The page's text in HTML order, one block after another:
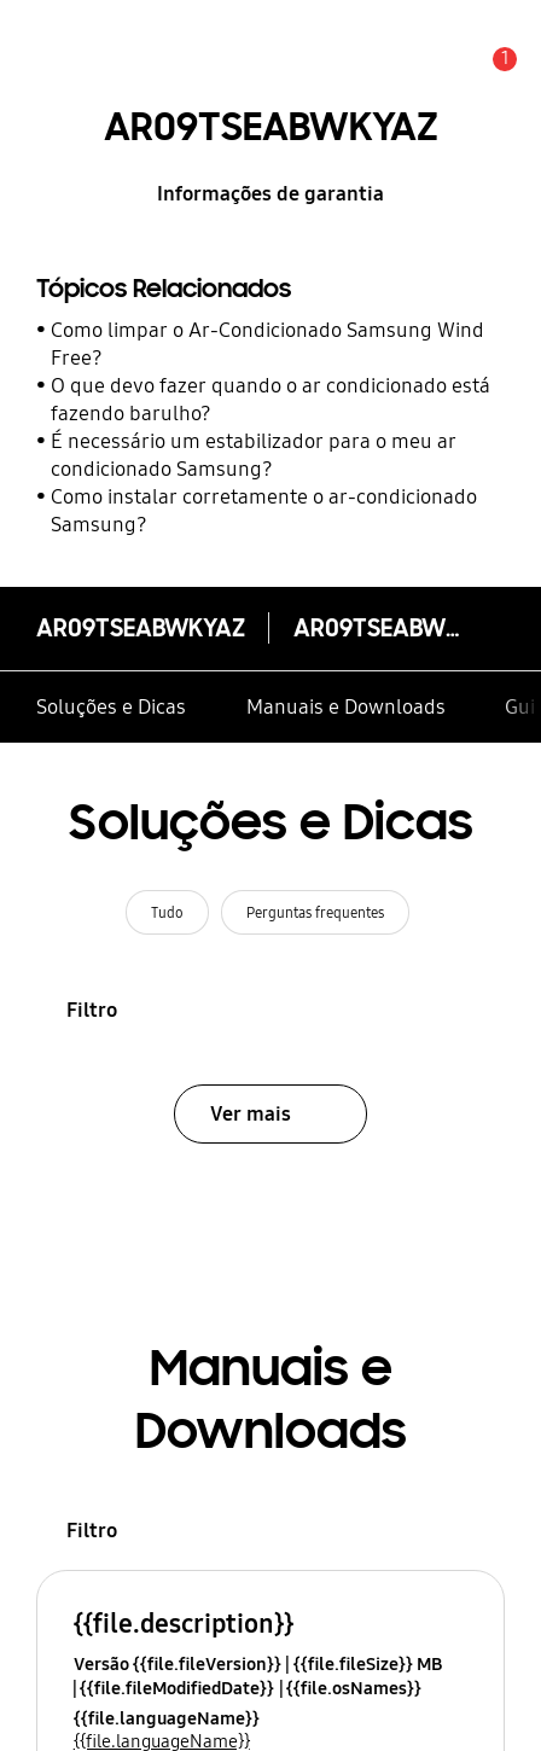
1
AR09TSEABWKYAZ
Informações de garantia
Tópicos Relacionados
Como limpar o Ar-Condicionado Samsung Wind
Free?
O que devo fazer quando o ar condicionado está
fazendo barulho?
É necessário um estabilizador para o meu ar
condicionado Samsung?
Como instalar corretamente o ar-condicionado
Samsung?
AR09TSEABWKYAZ AR09TSEABWKYAZ
Soluções e Dicas Manuais e Downloads
Soluções e Dicas
Tudo Perguntas frequentes
Filtro
Ver mais
Manuais e
Downloads
Filtro
{{file.description}}
Versão {{file.fileVersion}} {{file.fileSize}} MB
{{file.fileModifiedDate}} {{file.osNames}}
{{file.languageName}}
{{file.languageName}}